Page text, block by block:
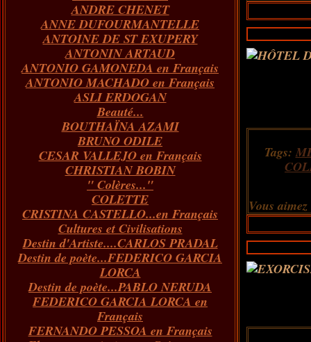
Janvier(60)
Février(68)
Janvier(86)
Mars(65)
Février(70)
Janvier(66)
Avril(76)
Mars(66)
Février(67)
Janvier(73)
Mai(82)
Avril(62)
Mars(66)
Février(55)
Janvier(43)
Juin(84)
Mai(89)
Avril(59)
Mars(73)
Février(54)
Janvier(51)
Juillet(72)
Juin(65)
Mai(97)
Avril(73)
Mars(100)
Février(146)
Janvier(124)
Août(40)
Juillet(31)
Juin(26)
ANDRE CHENET
ANNE DUFOURMANTELLE
ANTOINE DE ST EXUPERY
ANTONIN ARTAUD
ANTONIO GAMONEDA en Français
ANTONIO MACHADO en Français
ASLI ERDOGAN
Beauté...
BOUTHAÏNA AZAMI
BRUNO ODILE
CESAR VALLEJO en Français
CHRISTIAN BOBIN
" Colères..."
COLETTE
CRISTINA CASTELLO...en Français
Cultures et Civilisations
Destin d'Artiste....CARLOS PRADAL
Destin de poète...FEDERICO GARCIA
LORCA
Destin de poète...PABLO NERUDA
FEDERICO GARCIA LORCA en
Français
FERNANDO PESSOA en Français
Tags:
Vous aimez